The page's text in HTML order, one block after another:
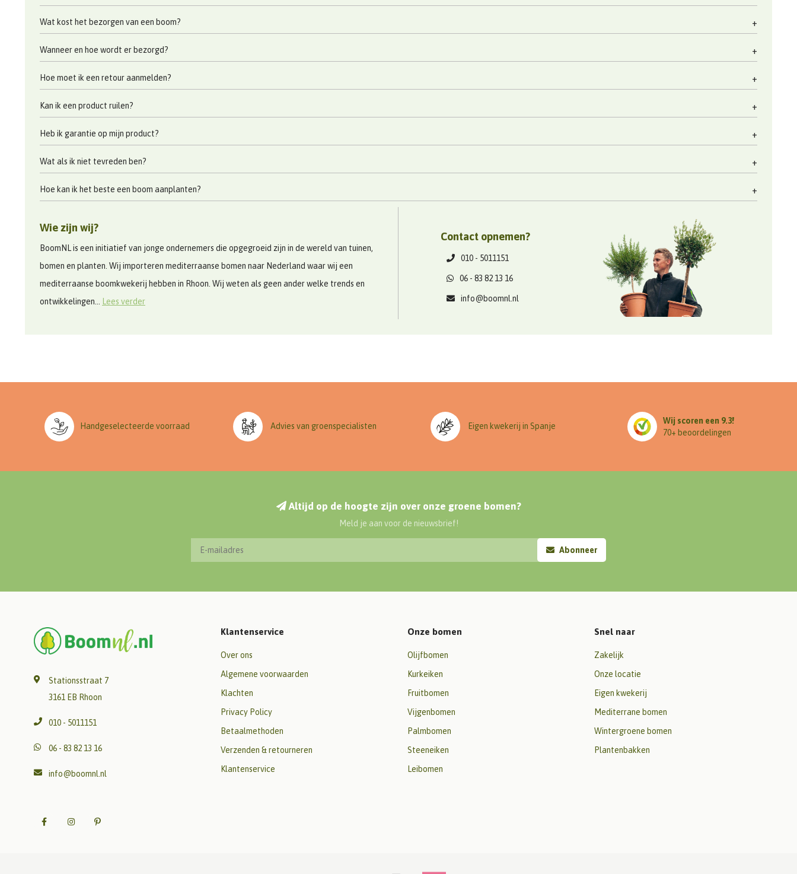
Wat kost het bezorgen van een boom?
Wanneer en hoe wordt er bezorgd?
Hoe moet ik een retour aanmelden?
Kan ik een product ruilen?
Heb ik garantie op mijn product?
Wat als ik niet tevreden ben?
Hoe kan ik het beste een boom aanplanten?
Wie zijn wij?
BoomNL is een initiatief van jonge ondernemers die opgegroeid zijn in de wereld van tuinen,
bomen en planten. Wij importeren mediterraanse bomen naar Nederland waar wij een
mediterraanse boomkwekerij hebben in Rhoon. Wij weten als geen ander welke trends en
ontwikkelingen...
Lees verder
Contact opnemen?
010 - 5011151
06 - 83 82 13 16
info@boomnl.nl
Handgeselecteerde voorraad Advies van groenspecialisten Eigen kwekerij in Spanje
Wij scoren een 9.3!
70+ beoordelingen
Altijd op de hoogte zijn over onze groene bomen?
Meld je aan voor de nieuwsbrief!
Abonneer
Stationsstraat 7
3161 EB Rhoon
010 - 5011151
06 - 83 82 13 16
info@boomnl.nl
Klantenservice
Over ons
Algemene voorwaarden
Klachten
Privacy Policy
Betaalmethoden
Verzenden & retourneren
Klantenservice
Onze bomen
Olijfbomen
Kurkeiken
Fruitbomen
Vijgenbomen
Palmbomen
Steeneiken
Leibomen
Snel naar
Zakelijk
Onze locatie
Eigen kwekerij
Mediterrane bomen
Wintergroene bomen
Plantenbakken